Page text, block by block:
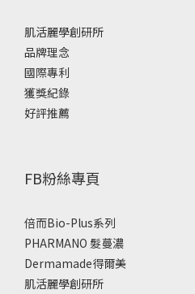
肌活麗學創研所
品牌理念
國際專利
獲獎紀錄
好評推薦
FB粉絲專頁
倍而Bio-Plus系列
PHARMANO 髮蔓濃
Dermamade得爾美
肌活麗學創研所